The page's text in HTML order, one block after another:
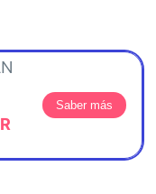
Saber más